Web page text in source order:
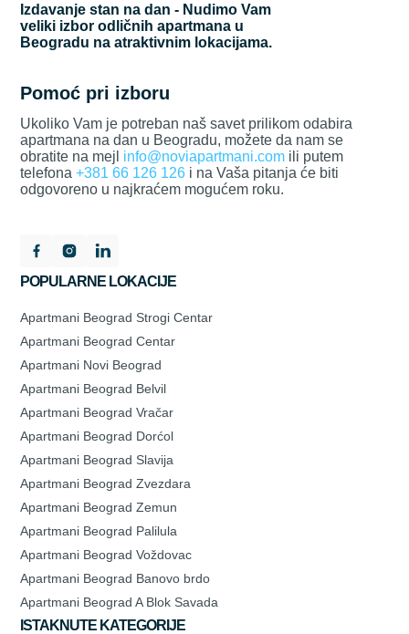
Izdavanje stan na dan - Nudimo Vam
veliki izbor odličnih apartmana u
Beogradu na atraktivnim lokacijama.
Pomoć pri izboru
Ukoliko Vam je potreban naš savet prilikom odabira
apartmana na dan u Beogradu, možete da nam se
obratite na mejl info@noviapartmani.com ili putem
telefona+381 66 126 126 i na Vaša pitanja će biti
odgovoreno u najkraćem mogućem roku.
POPULARNE LOKACIJE
Apartmani Beograd Strogi Centar
Apartmani Beograd Centar
Apartmani Novi Beograd
Apartmani Beograd Belvil
Apartmani Beograd Vračar
Apartmani Beograd Dorćol
Apartmani Beograd Slavija
Apartmani Beograd Zvezdara
Apartmani Beograd Zemun
Apartmani Beograd Palilula
Apartmani Beograd Voždovac
Apartmani Beograd Banovo brdo
Apartmani Beograd A Blok Savada
ISTAKNUTE KATEGORIJE